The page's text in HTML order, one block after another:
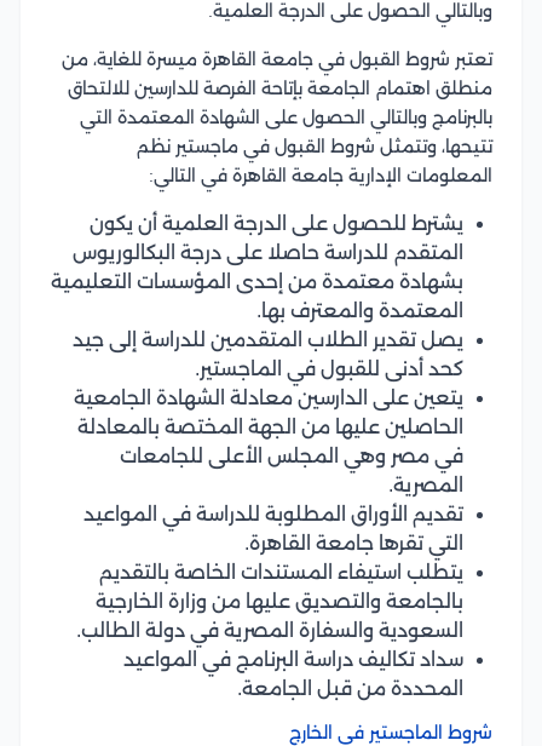
وبالتالي الحصول على الدرجة العلمية.
تعتبر شروط القبول في جامعة القاهرة ميسرة للغاية، من
منطلق اهتمام الجامعة بإتاحة الفرصة للدارسين للالتحاق
بالبرنامج وبالتالي الحصول على الشهادة المعتمدة التي
تتيحها، وتتمثل شروط القبول في ماجستير نظم
المعلومات الإدارية جامعة القاهرة في التالي:
يشترط للحصول على الدرجة العلمية أن يكون
المتقدم للدراسة حاصلا على درجة البكالوريوس
بشهادة معتمدة من إحدى المؤسسات التعليمية
المعتمدة والمعترف بها.
يصل تقدير الطلاب المتقدمين للدراسة إلى جيد
كحد أدنى للقبول في الماجستير.
يتعين على الدارسين معادلة الشهادة الجامعية
الحاصلين عليها من الجهة المختصة بالمعادلة
في مصر وهي المجلس الأعلى للجامعات
المصرية.
تقديم الأوراق المطلوبة للدراسة في المواعيد
التي تقرها جامعة القاهرة.
يتطلب استيفاء المستندات الخاصة بالتقديم
بالجامعة والتصديق عليها من وزارة الخارجية
السعودية والسفارة المصرية في دولة الطالب.
سداد تكاليف دراسة البرنامج في المواعيد
المحددة من قبل الجامعة.
شروط الماجستير في الخارج